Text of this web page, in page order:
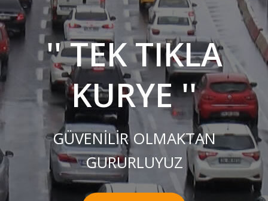
'' TEK TIKLA
KURYE ''
GÜVENİLİR OLMAKTAN
GURURLUYUZ